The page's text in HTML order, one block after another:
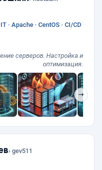
· Apache · CentOS · CI/CD
серверов. Настройка и
оптимизация.
❯
› gev511